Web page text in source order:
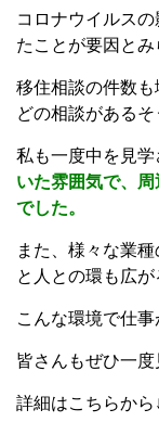
コロナウイルス
たことが要因とみ
移住相談の件数
どの相談があるそ
私も一度中を見学
いた雰囲気で、
でした。
また、様々な業
と人との環も広が
こんな環境で仕事
皆さんもぜひ一度
詳細はこちらから